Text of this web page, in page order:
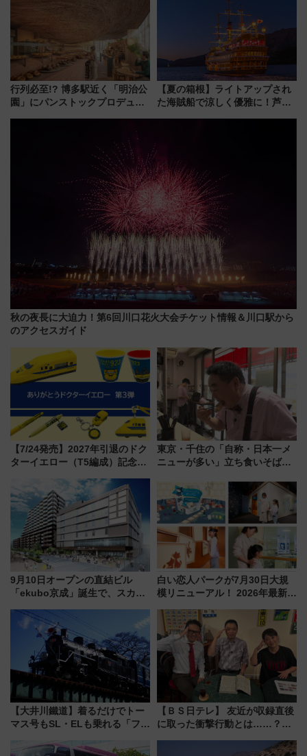
行列必至!? 博多駅近く「明治公
園」にパンストックプロデュー
【夏の箱根】ライトアップされ
た海賊船で涼しく優雅に！芦ノ
秋の夜長に大迫力！第6回川口花火大会チケット情報＆川口駅から
のアクセスガイド
【7/24発売】2027年引退のドク
ターイエロー（T5編成）記念グ
送の目覚まし時計など通販・販
売店舗まとめ
東京・千住の「自称・日本一メ
ニューが多い」立ち食いそば屋
地のふらっと立ち食いそば』
7/27夜10時～放送
9月10日オープンの直結ビル
「ekubo京成」誕生で、スカイ
新鎌ヶ谷はどう変わる？ 全テナ
ント情報も公開！
白い恋人パークが7月30日大規
模リニューアル！ 2026年最新の
と料金・アクセスを徹底解説
（札幌市）
【大井川鐵道】着るだけでトー
マス号もSL・ELも乗れる「フリ
受注販売
【ＢＳ日テレ】 友近が収録直後
に取った衝撃行動とは……？
で極上の夏祭り鉄道旅を放送